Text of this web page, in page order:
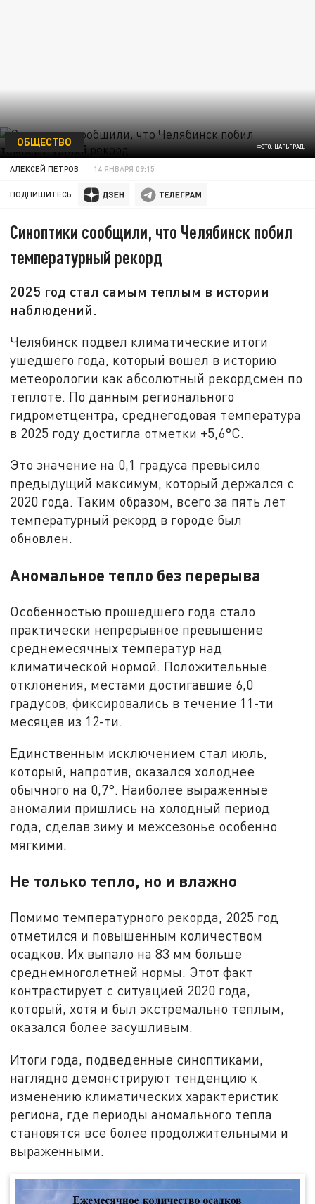
ФОТО: ЦАРЬГРАД.
ОБЩЕСТВО
АЛЕКСЕЙ ПЕТРОВ 14 ЯНВАРЯ 09:15
ПОДПИШИТЕСЬ:
Синоптики сообщили, что Челябинск побил
температурный рекорд
2025 год стал самым теплым в истории
наблюдений.
Челябинск подвел климатические итоги
ушедшего года, который вошел в историю
метеорологии как абсолютный рекордсмен по
теплоте. По данным регионального
гидрометцентра, среднегодовая температура
в 2025 году достигла отметки +5,6°C.
Это значение на 0,1 градуса превысило
предыдущий максимум, который держался с
2020 года. Таким образом, всего за пять лет
температурный рекорд в городе был
обновлен.
Аномальное тепло без перерыва
Особенностью прошедшего года стало
практически непрерывное превышение
среднемесячных температур над
климатической нормой. Положительные
отклонения, местами достигавшие 6,0
градусов, фиксировались в течение 11-ти
месяцев из 12-ти.
Единственным исключением стал июль,
который, напротив, оказался холоднее
обычного на 0,7°. Наиболее выраженные
аномалии пришлись на холодный период
года, сделав зиму и межсезонье особенно
мягкими.
Не только тепло, но и влажно
Помимо температурного рекорда, 2025 год
отметился и повышенным количеством
осадков. Их выпало на 83 мм больше
среднемноголетней нормы. Этот факт
контрастирует с ситуацией 2020 года,
который, хотя и был экстремально теплым,
оказался более засушливым.
Итоги года, подведенные синоптиками,
наглядно демонстрируют тенденцию к
изменению климатических характеристик
региона, где периоды аномального тепла
становятся все более продолжительными и
выраженными.